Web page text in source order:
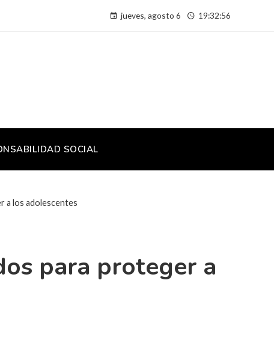
jueves, agosto 6 19:32:56
SOCIAL
a los adolescentes
para proteger a